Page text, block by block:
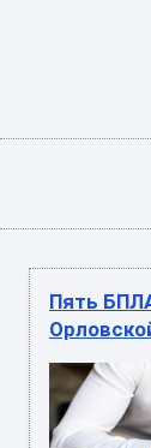
Пять